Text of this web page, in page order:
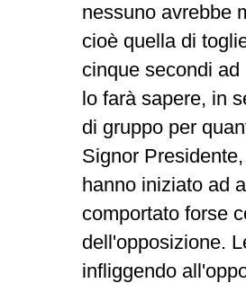
nessuno avrebbe
cioè quella di
cinque secondi
lo farà sapere, in
di gruppo per
Signor
hanno iniziato ad
comportato forse
dell'opposizione.
infliggendo